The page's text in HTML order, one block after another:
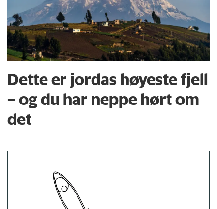
Dette er jordas høyeste fjell
– og du har neppe hørt om
det